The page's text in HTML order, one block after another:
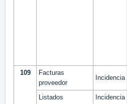
109
Facturas
proveedor
Incidencia
Listados Incidencia